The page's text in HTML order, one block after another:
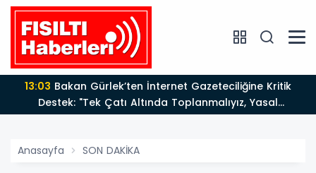
13:03
Destek: "Tek Çatı Altında Toplanmalıyız, Yasal
Düzenlemeye Hazırız"
Anasayfa SON DAKİKA